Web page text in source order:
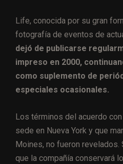
Life, conocida por su gran
fotografía de eventos de
dejó de publicarse
impreso en 2000,
como suplemento de
especiales ocasionales.
Los términos del acuerdo
sede en Nueva York y que
Moines, no fueron revelados.
que la compañía conservará